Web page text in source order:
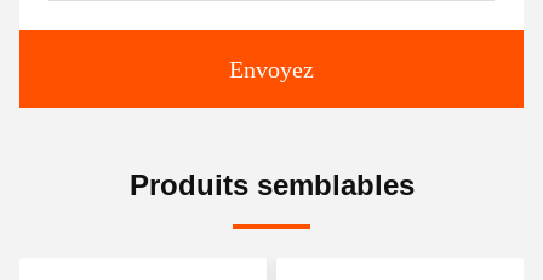
Envoyez
Produits semblables